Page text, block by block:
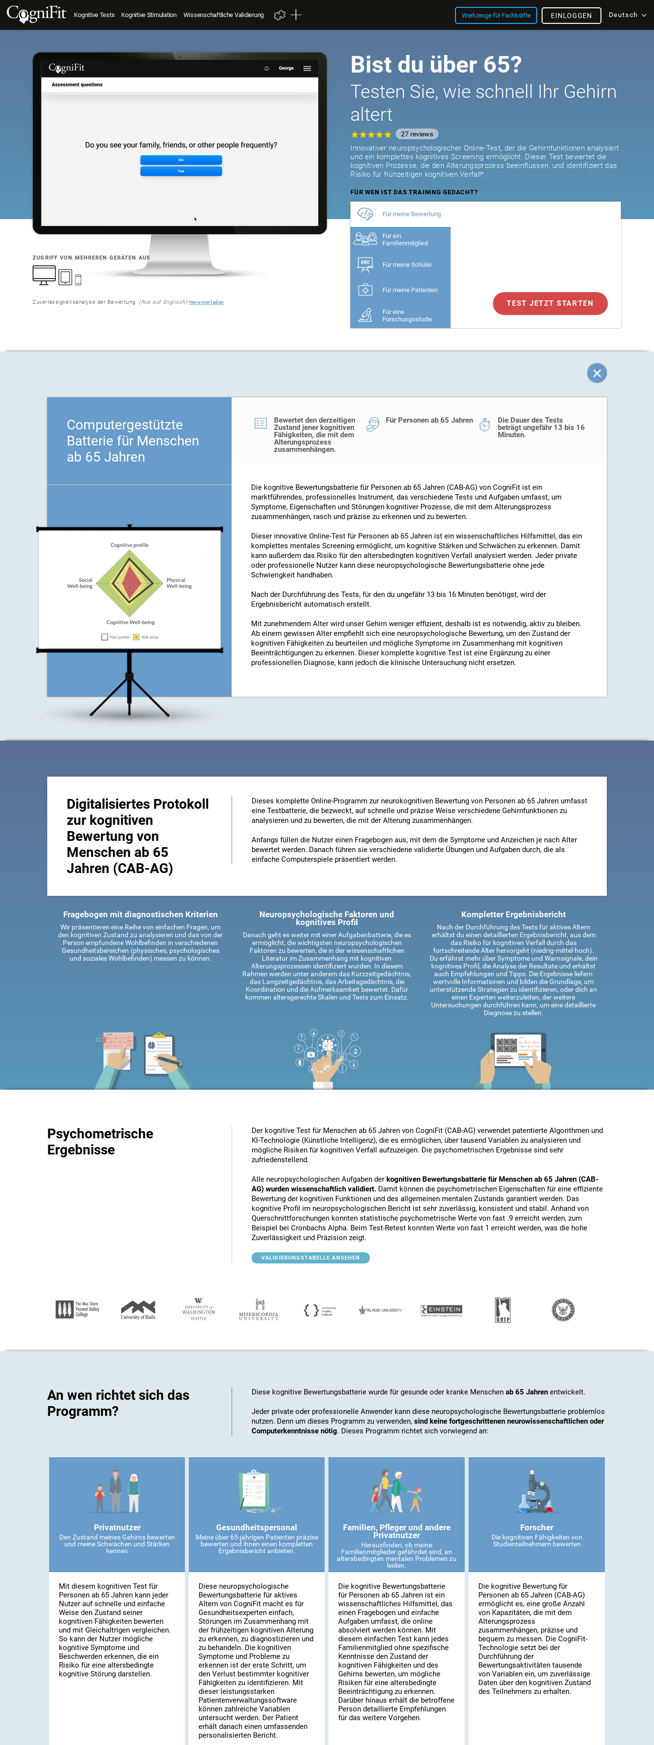
Kognitive Tests Kognitive Stimulation Wissenschaftliche Validierung Werkzeuge für Fachkräfte Deutsch
EINLOGGEN
ZUGRIFF VON MEHREREN GERÄTEN AUS
Zuverlässigkeitsanalyse der Bewertung (Nur auf Englisch) Herunterladen
Bist du über 65?
Testen Sie, wie schnell Ihr Gehirn
altert
27 reviews
Innovativer neuropsychologischer Online-Test, der die Gehirnfunktionen analysiert
und ein komplettes kognitives Screening ermöglicht. Dieser Test bewertet die
kognitiven Prozesse, die den Alterungsprozess beeinflussen, und identifiziert das
Risiko für frühzeitigen kognitiven Verfall*.
FÜR WEN IST DAS TRAINING GEDACHT?
Für meine Bewertung
Für ein
Familienmitglied
Für meine Schüler
Für meine Patienten
Für eine
Forschungsstudie
TEST JETZT STARTEN
Computergestützte
Batterie für Menschen
ab 65 Jahren
Bewertet den derzeitigen
Zustand jener kognitiven
Fähigkeiten, die mit dem
Alterungsprozess
zusammenhängen.
Für Personen ab 65 Jahren
Die Dauer des Tests
beträgt ungefähr 13 bis 16
Minuten.
Die kognitive Bewertungsbatterie für Personen ab 65 Jahren (CAB-AG) von CogniFit ist ein
marktführendes, professionelles Instrument, das verschiedene Tests und Aufgaben umfasst, um
Symptome, Eigenschaften und Störungen kognitiver Prozesse, die mit dem Alterungsprozess
zusammenhängen, rasch und präzise zu erkennen und zu bewerten.
Dieser innovative Online-Test für Personen ab 65 Jahren ist ein wissenschaftliches Hilfsmittel, das ein
komplettes mentales Screening ermöglicht, um kognitive Stärken und Schwächen zu erkennen. Damit
kann außerdem das Risiko für den altersbedingten kognitiven Verfall analysiert werden. Jeder private
oder professionelle Nutzer kann diese neuropsychologische Bewertungsbatterie ohne jede
Schwierigkeit handhaben.
Nach der Durchführung des Tests, für den du ungefähr 13 bis 16 Minuten benötigst, wird der
Ergebnisbericht automatisch erstellt.
Mit zunehmendem Alter wird unser Gehirn weniger effizient, deshalb ist es notwendig, aktiv zu bleiben.
Ab einem gewissen Alter empfiehlt sich eine neuropsychologische Bewertung, um den Zustand der
kognitiven Fähigkeiten zu beurteilen und mögliche Symptome im Zusammenhang mit kognitiven
Beeinträchtigungen zu erkennen. Dieser komplette kognitive Test ist eine Ergänzung zu einer
professionellen Diagnose, kann jedoch die klinische Untersuchung nicht ersetzen.
Digitalisiertes Protokoll
zur kognitiven
Bewertung von
Menschen ab 65
Jahren (CAB-AG)
Dieses komplette Online-Programm zur neurokognitiven Bewertung von Personen ab 65 Jahren umfasst
eine Testbatterie, die bezweckt, auf schnelle und präzise Weise verschiedene Gehirnfunktionen zu
analysieren und zu bewerten, die mit der Alterung zusammenhängen.
Anfangs füllen die Nutzer einen Fragebogen aus, mit dem die Symptome und Anzeichen je nach Alter
bewertet werden. Danach führen sie verschiedene validierte Übungen und Aufgaben durch, die als
einfache Computerspiele präsentiert werden.
Fragebogen mit diagnostischen Kriterien
Wir präsentieren eine Reihe von einfachen Fragen, um
den kognitiven Zustand zu analysieren und das von der
Person empfundene Wohlbefinden in verschiedenen
Gesundheitsbereichen (physisches, psychologisches
und soziales Wohlbefinden) messen zu können.
Neuropsychologische Faktoren und
kognitives Profil
Danach geht es weiter mit einer Aufgabenbatterie, die es
ermöglicht, die wichtigsten neuropsychologischen
Faktoren zu bewerten, die in der wissenschaftlichen
Literatur im Zusammenhang mit kognitiven
Alterungsprozessen identifiziert wurden. In diesem
Rahmen werden unter anderem das Kurzzeitgedächtnis,
das Langzeitgedächtnis, das Arbeitsgedächtnis, die
Koordination und die Aufmerksamkeit bewertet. Dafür
kommen altersgerechte Skalen und Tests zum Einsatz.
Kompletter Ergebnisbericht
Nach der Durchführung des Tests für aktives Altern
erhältst du einen detaillierten Ergebnisbericht, aus dem
das Risiko für kognitiven Verfall durch das
fortschreitende Alter hervorgeht (niedrig-mittel-hoch).
Du erfährst mehr über Symptome und Warnsignale, dein
kognitives Profil, die Analyse der Resultate und erhältst
auch Empfehlungen und Tipps. Die Ergebnisse liefern
wertvolle Informationen und bilden die Grundlage, um
unterstützende Strategien zu identifizieren, oder dich an
einen Experten weiterzuleiten, der weitere
Untersuchungen durchführen kann, um eine detaillierte
Diagnose zu stellen.
Psychometrische
Ergebnisse
Der kognitive Test für Menschen ab 65 Jahren von CogniFit (CAB-AG) verwendet patentierte Algorithmen und
KI-Technologie (Künstliche Intelligenz), die es ermöglichen, über tausend Variablen zu analysieren und
mögliche Risiken für kognitiven Verfall aufzuzeigen. Die psychometrischen Ergebnisse sind sehr
zufriedenstellend.
Alle neuropsychologischen Aufgaben der kognitiven Bewertungsbatterie für Menschen ab 65 Jahren (CAB-
AG) wurden wissenschaftlich validiert. Damit können die psychometrischen Eigenschaften für eine effiziente
Bewertung der kognitiven Funktionen und des allgemeinen mentalen Zustands garantiert werden. Das
kognitive Profil im neuropsychologischen Bericht ist sehr zuverlässig, konsistent und stabil. Anhand von
Querschnittforschungen konnten statistische psychometrische Werte von fast .9 erreicht werden, zum
Beispiel bei Cronbachs Alpha. Beim Test-Retest konnten Werte von fast 1 erreicht werden, was die hohe
Zuverlässigkeit und Präzision zeigt.
VALIDIERUNGSTABELLE ANSEHEN
An wen richtet sich das
Programm?
Diese kognitive Bewertungsbatterie wurde für gesunde oder kranke Menschen ab 65 Jahren entwickelt.
Jeder private oder professionelle Anwender kann diese neuropsychologische Bewertungsbatterie problemlos
nutzen. Denn um dieses Programm zu verwenden, sind keine fortgeschrittenen neurowissenschaftlichen oder
Computerkenntnisse nötig. Dieses Programm richtet sich vorwiegend an:
Privatnutzer
Den Zustand meines Gehirns bewerten
und meine Schwächen und Stärken
kennen
Mit diesem kognitiven Test für
Personen ab 65 Jahren kann jeder
Nutzer auf schnelle und einfache
Weise den Zustand seiner
kognitiven Fähigkeiten bewerten
und mit Gleichaltrigen vergleichen.
So kann der Nutzer mögliche
kognitive Symptome und
Beschwerden erkennen, die ein
Risiko für eine altersbedingte
kognitive Störung darstellen.
Gesundheitspersonal
Meine über 65-jährigen Patienten präzise
bewerten und ihnen einen kompletten
Ergebnisbericht anbieten.
Diese neuropsychologische
Bewertungsbatterie für aktives
Altern von CogniFit macht es für
Gesundheitsexperten einfach,
Störungen im Zusammenhang mit
der frühzeitigen kognitiven Alterung
zu erkennen, zu diagnostizieren und
zu behandeln. Die kognitiven
Symptome und Probleme zu
erkennen ist der erste Schritt, um
den Verlust bestimmter kognitiver
Fähigkeiten zu identifizieren. Mit
dieser leistungsstarken
Patientenverwaltungssoftware
können zahlreiche Variablen
untersucht werden. Der Patient
erhält danach einen umfassenden
personalisierten Bericht.
Familien, Pfleger und andere
Privatnutzer
Herausfinden, ob meine
Familienmitglieder gefährdet sind, an
altersbedingten mentalen Problemen zu
leiden.
Die kognitive Bewertungsbatterie
für Personen ab 65 Jahren ist ein
wissenschaftliches Hilfsmittel, das
einen Fragebogen und einfache
Aufgaben umfasst, die online
absolviert werden können. Mit
diesem einfachen Test kann jedes
Familienmitglied ohne spezifische
Kenntnisse den Zustand der
kognitiven Fähigkeiten und des
Gehirns bewerten, um mögliche
Risiken für eine altersbedingte
Beeinträchtigung zu erkennen.
Darüber hinaus erhält die betroffene
Person detaillierte Empfehlungen
für das weitere Vorgehen.
Forscher
Die kognitiven Fähigkeiten von
Studienteilnehmern bewerten
Die kognitive Bewertung für
Personen ab 65 Jahren (CAB-AG)
ermöglicht es, eine große Anzahl
von Kapazitäten, die mit dem
Alterungsprozess
zusammenhängen, präzise und
bequem zu messen. Die CogniFit-
Technologie setzt bei der
Durchführung der
Bewertungsaktivitäten tausende
von Variablen ein, um zuverlässige
Daten über den kognitiven Zustand
des Teilnehmers zu erhalten.